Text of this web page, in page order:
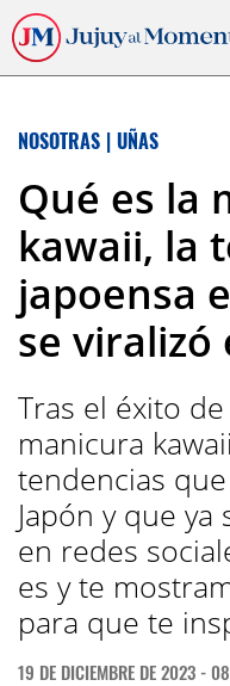
NOSOTRAS | UÑAS
Qué es la
kawaii, la
japoensa
se viralizó
Tras el éxito
manicura
tendencias
Japón y que
en redes
es y te
para que te
19 DE DICIEMBRE DE 2023 -